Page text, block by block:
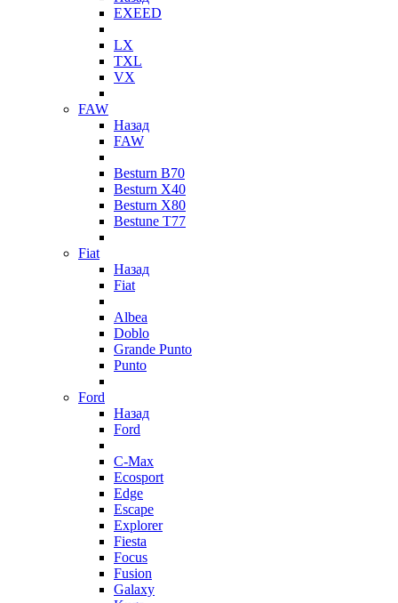
EXEED
LX
TXL
VX
FAW
Назад
FAW
Besturn B70
Besturn X40
Besturn X80
Bestune T77
Fiat
Назад
Fiat
Albea
Doblo
Grande Punto
Punto
Ford
Назад
Ford
C-Max
Ecosport
Edge
Escape
Explorer
Fiesta
Focus
Fusion
Galaxy